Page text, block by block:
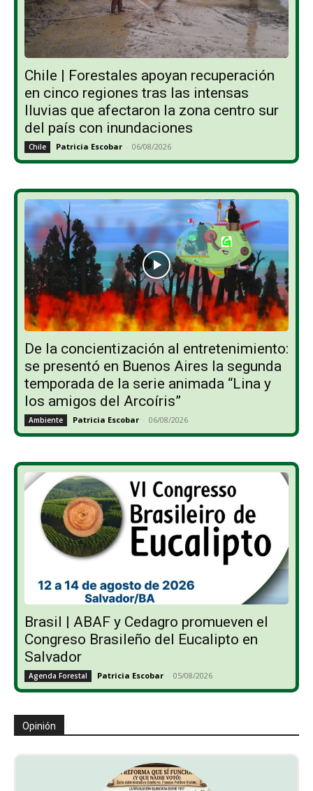
Chile | Forestales apoyan recuperación
en cinco regiones tras las intensas
lluvias que afectaron la zona centro sur
del país con inundaciones
Chile Patricia Escobar - 06/08/2026
De la concientización al entretenimiento:
se presentó en Buenos Aires la segunda
temporada de la serie animada “Lina y
los amigos del Arcoíris”
Ambiente Patricia Escobar - 06/08/2026
Brasil | ABAF y Cedagro promueven el
Congreso Brasileño del Eucalipto en
Salvador
Agenda Forestal Patricia Escobar - 05/08/2026
Opinión